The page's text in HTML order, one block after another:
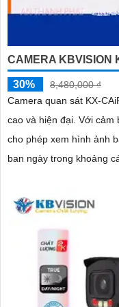
CAMERA KBVISION
30%
8,480,000 ₫
Camera quan sát KX-
cao và hiện đại. Với cảm biến CMOS Progressive Scan, camera
cho phép xem hình ảnh
ban ngày trong khoảng